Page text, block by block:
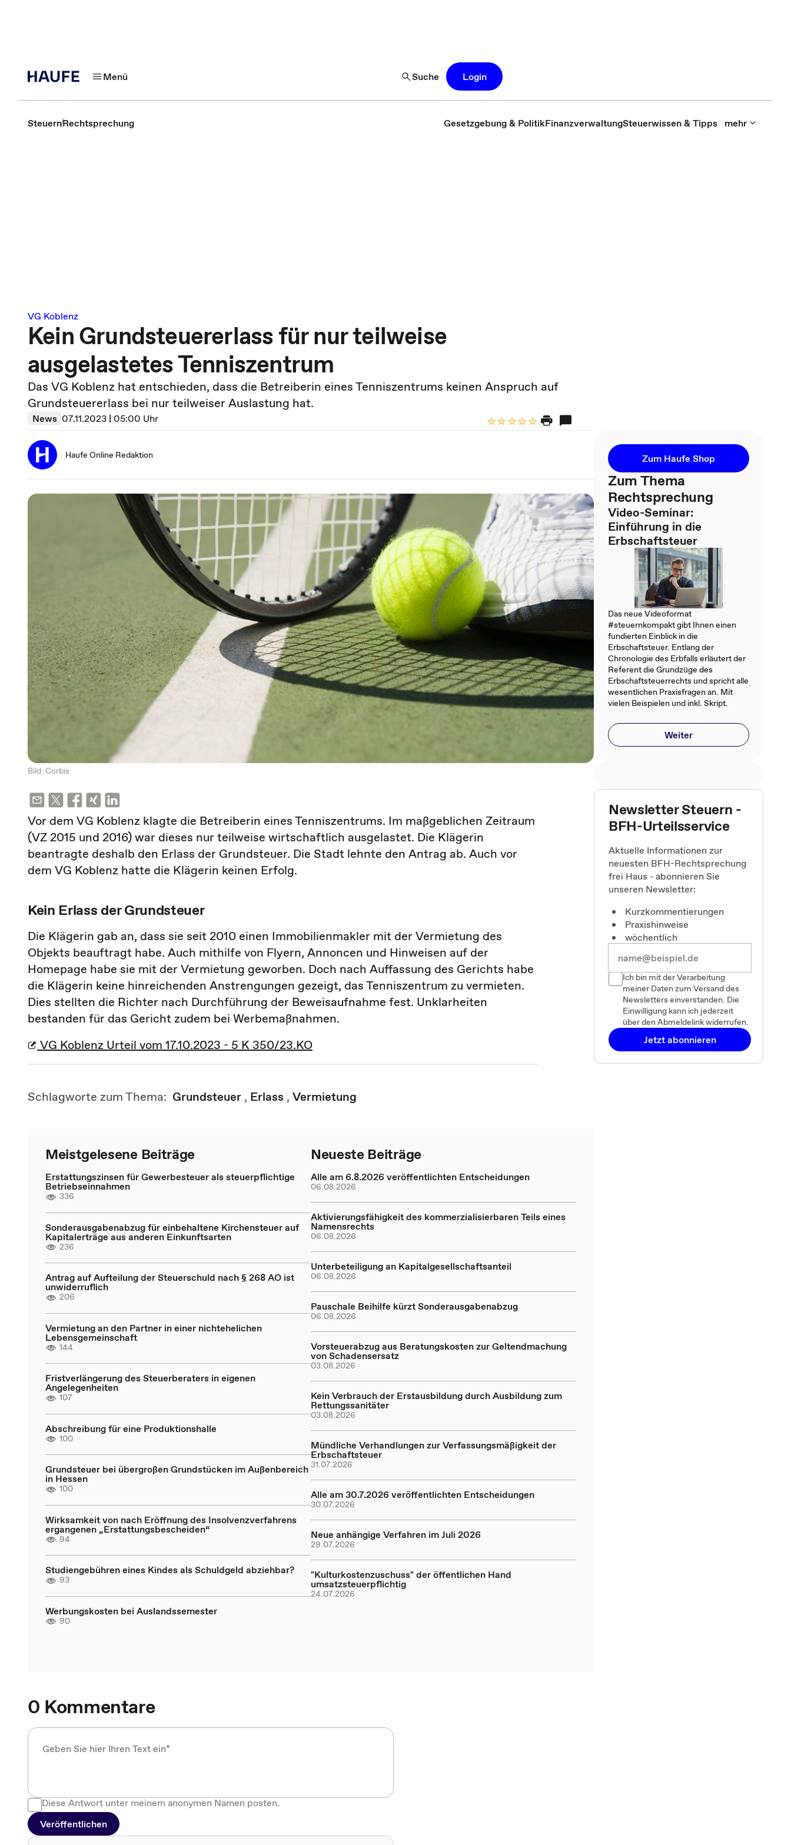
Menü Suche Login
SteuernRechtsprechung Gesetzgebung & PolitikFinanzverwaltungSteuerwissen & Tipps mehr
VG Koblenz
Kein Grundsteuererlass für nur teilweise
ausgelastetes Tenniszentrum
Das VG Koblenz hat entschieden, dass die Betreiberin eines Tenniszentrums keinen Anspruch auf
Grundsteuererlass bei nur teilweiser Auslastung hat.
News 07.11.2023 | 05:00 Uhr
Haufe Online Redaktion
Bild: Corbis
Vor dem VG Koblenz klagte die Betreiberin eines Tenniszentrums. Im maßgeblichen Zeitraum
(VZ 2015 und 2016) war dieses nur teilweise wirtschaftlich ausgelastet. Die Klägerin
beantragte deshalb den Erlass der Grundsteuer. Die Stadt lehnte den Antrag ab. Auch vor
dem VG Koblenz hatte die Klägerin keinen Erfolg.
Kein Erlass der Grundsteuer
Die Klägerin gab an, dass sie seit 2010 einen Immobilienmakler mit der Vermietung des
Objekts beauftragt habe. Auch mithilfe von Flyern, Annoncen und Hinweisen auf der
Homepage habe sie mit der Vermietung geworben. Doch nach Auffassung des Gerichts habe
die Klägerin keine hinreichenden Anstrengungen gezeigt, das Tenniszentrum zu vermieten.
Dies stellten die Richter nach Durchführung der Beweisaufnahme fest. Unklarheiten
bestanden für das Gericht zudem bei Werbemaßnahmen.
VG Koblenz Urteil vom 17.10.2023 - 5 K 350/23.KO
Schlagworte zum Thema: Grundsteuer , Erlass , Vermietung
Meistgelesene Beiträge
Erstattungszinsen für Gewerbesteuer als steuerpflichtige
Betriebseinnahmen
336
Sonderausgabenabzug für einbehaltene Kirchensteuer auf
Kapitalerträge aus anderen Einkunftsarten
236
Antrag auf Aufteilung der Steuerschuld nach § 268 AO ist
unwiderruflich
206
Vermietung an den Partner in einer nichtehelichen
Lebensgemeinschaft
144
Fristverlängerung des Steuerberaters in eigenen
Angelegenheiten
107
Abschreibung für eine Produktionshalle
100
Grundsteuer bei übergroßen Grundstücken im Außenbereich
in Hessen
100
Wirksamkeit von nach Eröffnung des Insolvenzverfahrens
ergangenen „Erstattungsbescheiden“
94
Studiengebühren eines Kindes als Schuldgeld abziehbar?
93
Werbungskosten bei Auslandssemester
90
Neueste Beiträge
Alle am 6.8.2026 veröffentlichten Entscheidungen
06.08.2026
Aktivierungsfähigkeit des kommerzialisierbaren Teils eines
Namensrechts
06.08.2026
Unterbeteiligung an Kapitalgesellschaftsanteil
06.08.2026
Pauschale Beihilfe kürzt Sonderausgabenabzug
06.08.2026
Vorsteuerabzug aus Beratungskosten zur Geltendmachung
von Schadensersatz
03.08.2026
Kein Verbrauch der Erstausbildung durch Ausbildung zum
Rettungssanitäter
03.08.2026
Mündliche Verhandlungen zur Verfassungsmäßigkeit der
Erbschaftsteuer
31.07.2026
Alle am 30.7.2026 veröffentlichten Entscheidungen
30.07.2026
Neue anhängige Verfahren im Juli 2026
29.07.2026
"Kulturkostenzuschuss" der öffentlichen Hand
umsatzsteuerpflichtig
24.07.2026
0 Kommentare
Diese Antwort unter meinem anonymen Namen posten.
Veröffentlichen
Zum Haufe Shop
Zum Thema
Rechtsprechung
Video-Seminar:
Einführung in die
Erbschaftsteuer
Das neue Videoformat
#steuernkompakt gibt Ihnen einen
fundierten Einblick in die
Erbschaftsteuer. Entlang der
Chronologie des Erbfalls erläutert der
Referent die Grundzüge des
Erbschaftsteuerrechts und spricht alle
wesentlichen Praxisfragen an. Mit
vielen Beispielen und inkl. Skript.
Weiter
Newsletter Steuern -
BFH-Urteilsservice
Aktuelle Informationen zur
neuesten BFH-Rechtsprechung
frei Haus - abonnieren Sie
unseren Newsletter:
Kurzkommentierungen
Praxishinweise
wöchentlich
Ich bin mit der Verarbeitung
meiner Daten zum Versand des
Newsletters einverstanden. Die
Einwilligung kann ich jederzeit
über den Abmeldelink widerrufen.
Jetzt abonnieren